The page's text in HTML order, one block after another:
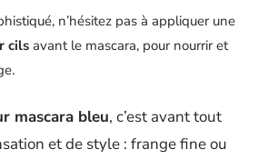
n’hésitez pas à appliquer une
cils avant le mascara, pour nourrir et
mascara bleu, c’est avant tout
et de style : frange fine ou